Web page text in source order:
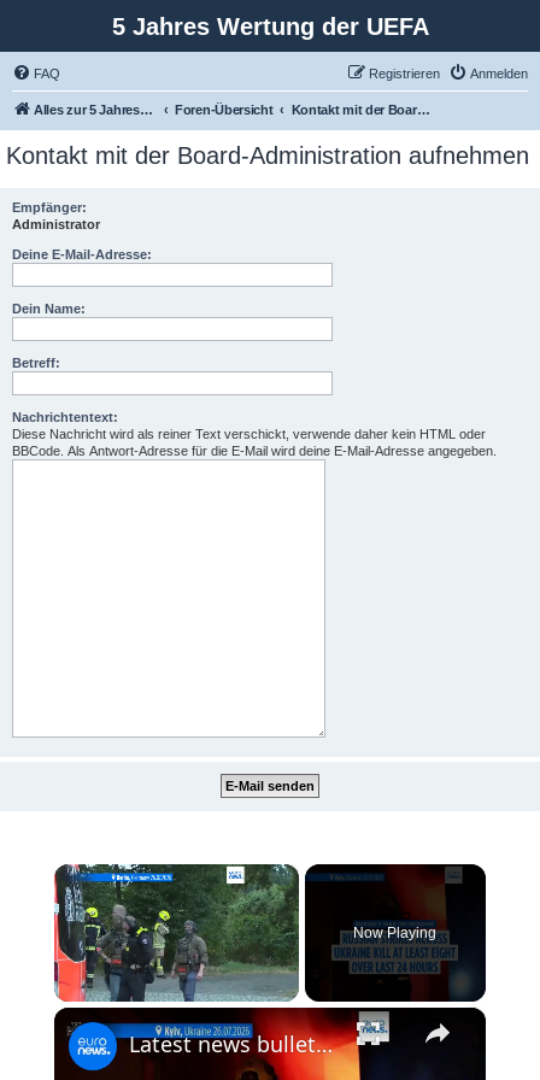
5 Jahres Wertung der UEFA
FAQ Anmelden
Registrieren
Alles zur 5 Jahreswertung / Tabelle der UEFA mit vielen Statistiken. Foren-Übersicht Kontakt mit der Board-Administration aufnehmen
Kontakt mit der Board-Administration aufnehmen
Empfänger:
Administrator
Deine E-Mail-Adresse:
Dein Name:
Betreff:
Nachrichtentext:
Diese Nachricht wird als reiner Text verschickt, verwende daher kein HTML oder
BBCode. Als Antwort-Adresse für die E-Mail wird deine E-Mail-Adresse angegeben.
×
Now Playing
×
Latest news bulletin | July 27th, 2026 – Morning